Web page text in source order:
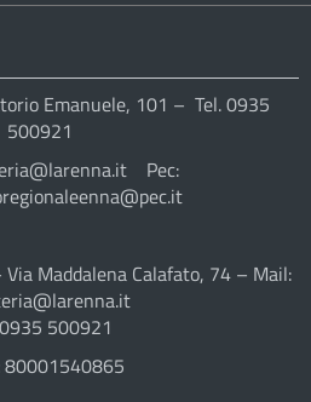
Emanuele, 101 – Tel. 0935
500921
Pec:
Via Maddalena Calafato, 74 – Mail:
500921
80001540865